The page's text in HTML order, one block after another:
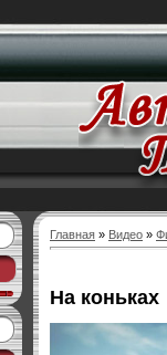
Главная » Видео »
На коньках